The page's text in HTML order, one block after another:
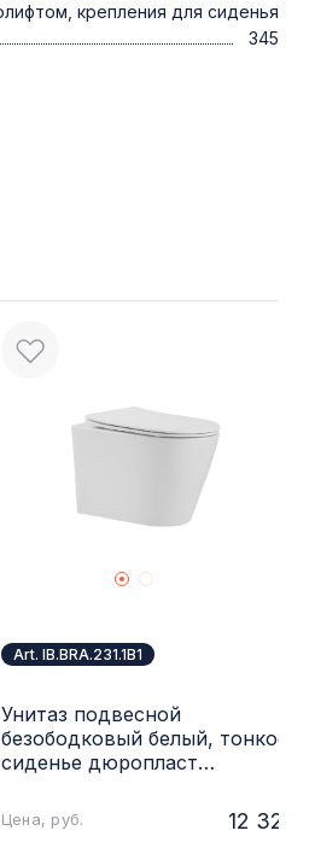
крепления для сиденья
345
Art. IB.BRA.231.1B1
Унитаз подвесной
безободковый белый, тонкое
сиденье дюропласт
BLANCA, BURGOS ALTO,
IB.BRA.231.1B1
Цена, руб. 12 321.-